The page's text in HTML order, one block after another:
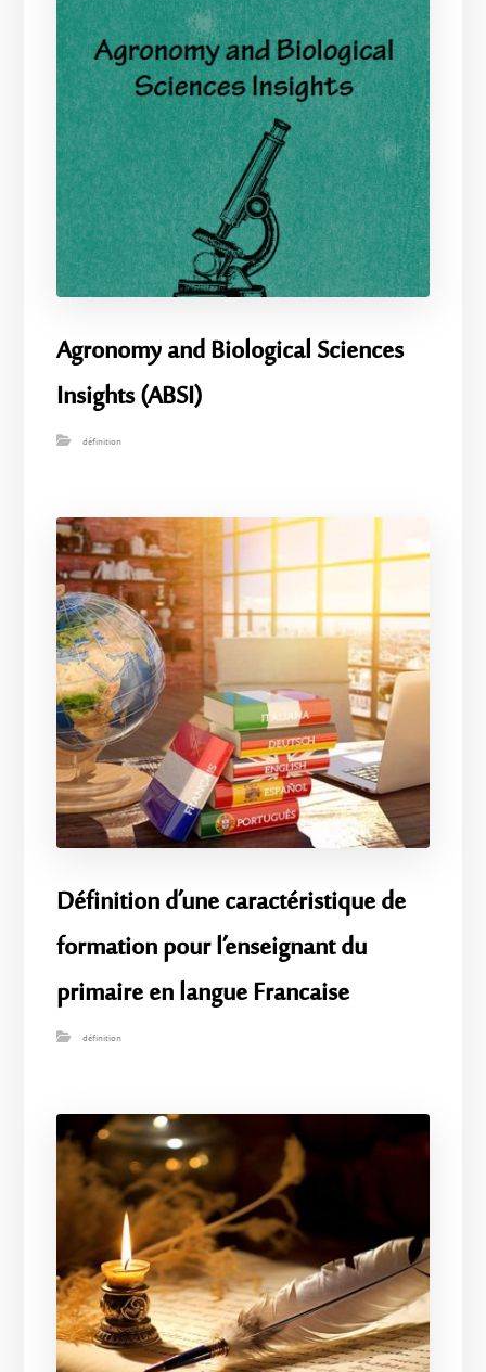
Agronomy and Biological Sciences
Insights (ABSI)
définition
Définition d’une caractéristique de
formation pour l’enseignant du
primaire en langue Francaise
définition